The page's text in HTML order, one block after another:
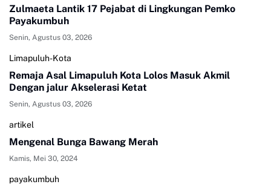
Zulmaeta Lantik 17 Pejabat di Lingkungan Pemko
Payakumbuh
Senin, Agustus 03, 2026
Limapuluh-Kota
Remaja Asal Limapuluh Kota Lolos Masuk Akmil
Dengan jalur Akselerasi Ketat
Senin, Agustus 03, 2026
artikel
Mengenal Bunga Bawang Merah
Kamis, Mei 30, 2024
payakumbuh